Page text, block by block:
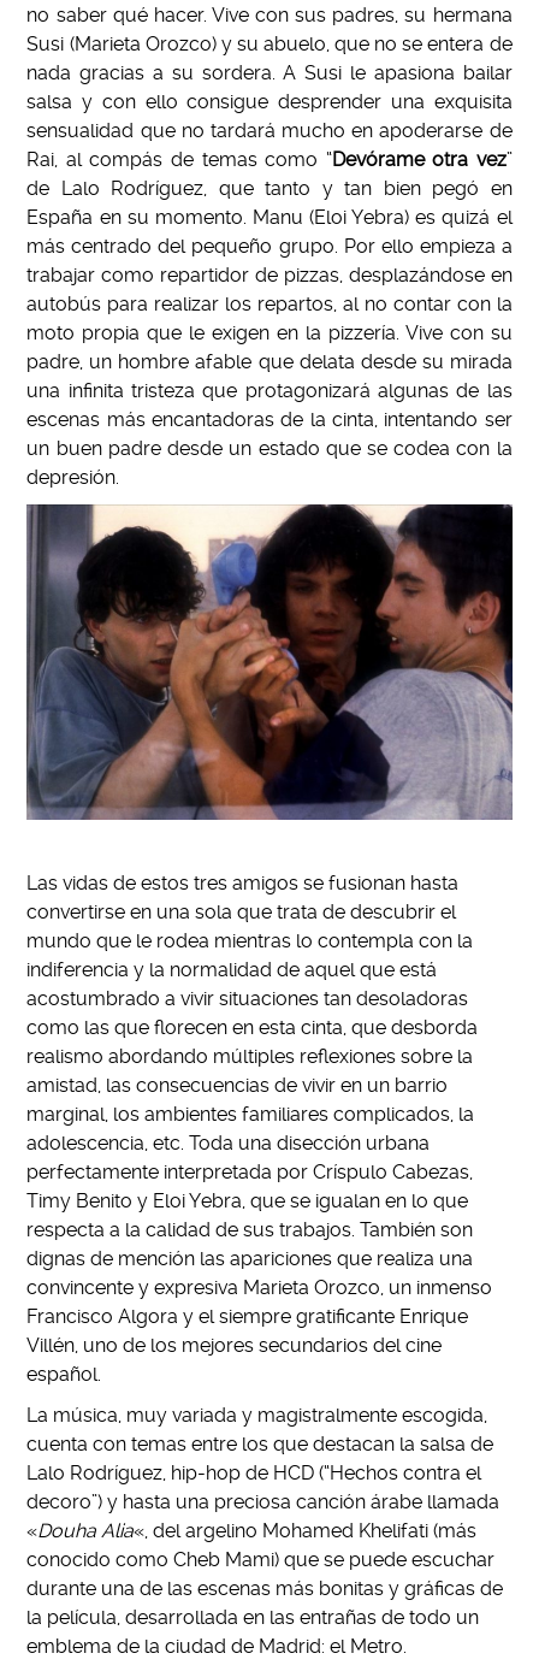
no saber qué hacer. Vive con sus padres, su hermana
Susi (Marieta Orozco) y su abuelo, que no se entera de
nada gracias a su sordera. A Susi le apasiona bailar
salsa y con ello consigue desprender una exquisita
sensualidad que no tardará mucho en apoderarse de
Rai, al compás de temas como “Devórame otra vez”
de Lalo Rodríguez, que tanto y tan bien pegó en
España en su momento. Manu (Eloi Yebra) es quizá el
más centrado del pequeño grupo. Por ello empieza a
trabajar como repartidor de pizzas, desplazándose en
autobús para realizar los repartos, al no contar con la
moto propia que le exigen en la pizzería. Vive con su
padre, un hombre afable que delata desde su mirada
una infinita tristeza que protagonizará algunas de las
escenas más encantadoras de la cinta, intentando ser
un buen padre desde un estado que se codea con la
depresión.
Las vidas de estos tres amigos se fusionan hasta
convertirse en una sola que trata de descubrir el
mundo que le rodea mientras lo contempla con la
indiferencia y la normalidad de aquel que está
acostumbrado a vivir situaciones tan desoladoras
como las que florecen en esta cinta, que desborda
realismo abordando múltiples reflexiones sobre la
amistad, las consecuencias de vivir en un barrio
marginal, los ambientes familiares complicados, la
adolescencia, etc. Toda una disección urbana
perfectamente interpretada por Críspulo Cabezas,
Timy Benito y Eloi Yebra, que se igualan en lo que
respecta a la calidad de sus trabajos. También son
dignas de mención las apariciones que realiza una
convincente y expresiva Marieta Orozco, un inmenso
Francisco Algora y el siempre gratificante Enrique
Villén, uno de los mejores secundarios del cine
español.
La música, muy variada y magistralmente escogida,
cuenta con temas entre los que destacan la salsa de
Lalo Rodríguez, hip-hop de HCD (“Hechos contra el
decoro”) y hasta una preciosa canción árabe llamada
«Douha Alia«, del argelino Mohamed Khelifati (más
conocido como Cheb Mami) que se puede escuchar
durante una de las escenas más bonitas y gráficas de
la película, desarrollada en las entrañas de todo un
emblema de la ciudad de Madrid: el Metro.